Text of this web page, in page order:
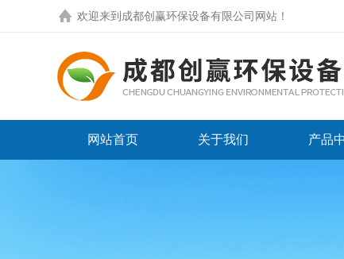
欢迎来到 成都创赢环保设备有限公司网站 ！
网站首页 关于我们 产品